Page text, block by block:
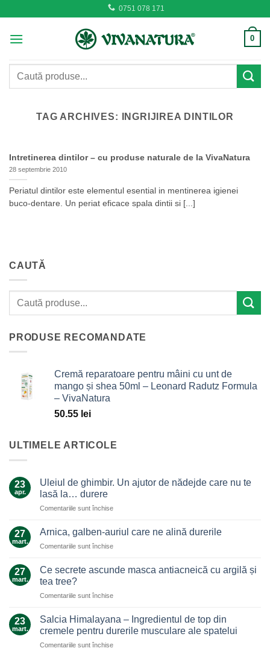
content
0751 078 171
0
Caută
TAG ARCHIVES: INGRIJIREA DINTILOR
Intretinerea dintilor – cu produse naturale de la VivaNatura
28 septembrie 2010
Periatul dintilor este elementul esential in mentinerea igienei
buco-dentare. Un periat eficace spala dintii si [...]
CAUTĂ
PRODUSE RECOMANDATE
Cremă reparatoare pentru mâini cu unt de
mango și shea 50ml – Leonard Radutz Formula
– VivaNatura
50.55 lei
ULTIMELE ARTICOLE
23
apr.
Uleiul de ghimbir. Un ajutor de nădejde care nu te
lasă la… durere
Comentariile sunt închisepentru
de
Un
de
nu
lasă
la…
27
mart.
Arnica, galben-auriul care ne alină durerile
Comentariile sunt închisepentru
galben-
ne
durerile
27
mart.
Ce secrete ascunde masca antiacneică cu argilă și
tea tree?
Comentariile sunt închisepentru
secrete
ascunde
masca
antiacneică
23
mart.
Salcia Himalayana – Ingredientul de top din
cremele pentru durerile musculare ale spatelui
Comentariile sunt închisepentru